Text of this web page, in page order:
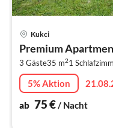
Kukci
Premium
3 Gäste35 m21
5% Aktion
ab 75€/ Nacht